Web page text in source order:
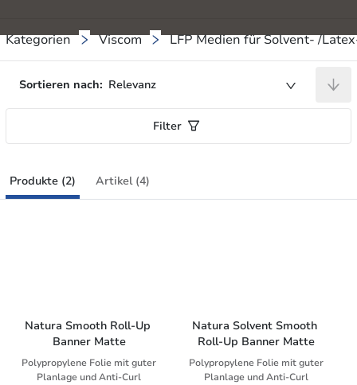
Kategorien Viscom LFP Medien für Solvent- /
Sortieren nach: Relevanz
Filter
Produkte (2) Artikel (4)
Natura Smooth Roll-Up
Banner Matte
Polypropylene Folie mit guter
Planlage und Anti-Curl
Natura Solvent Smooth
Roll-Up Banner Matte
Polypropylene Folie mit guter
Planlage und Anti-Curl